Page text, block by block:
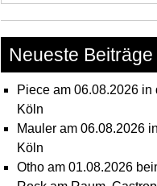
nach:
Neueste Beiträge
Piece am 06.08.2026
Köln
Mauler am 06.08.2026
Köln
Otho am 01.08.2026